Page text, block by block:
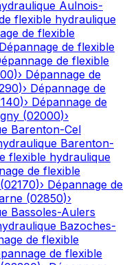
Aulnois-
flexible hydraulique
de flexible
Dépannage de flexible
de flexible
)› Dépannage de
)› Dépannage de
)› Dépannage de
(02000)›
Barenton-Cel
Barenton-
flexible hydraulique
de flexible
(02170)› Dépannage de
(02850)›
Bassoles-Aulers
Bazoches-
de flexible
de flexible